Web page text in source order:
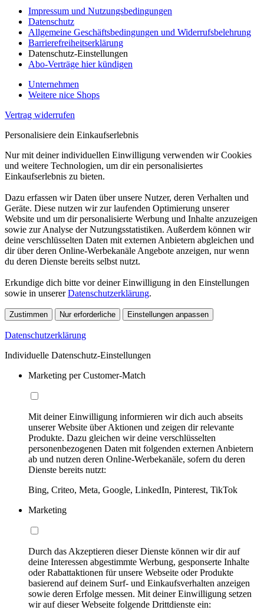
Impressum und Nutzungsbedingungen
Datenschutz
Allgemeine Geschäftsbedingungen und Widerrufsbelehrung
Barrierefreiheitserklärung
Datenschutz-Einstellungen
Abo-Verträge hier kündigen
Unternehmen
Weitere nice Shops
Vertrag widerrufen
Personalisiere dein Einkaufserlebnis
Nur mit deiner individuellen Einwilligung verwenden wir Cookies
und weitere Technologien, um dir ein personalisiertes
Einkaufserlebnis zu bieten.
Dazu erfassen wir Daten über unsere Nutzer, deren Verhalten und
Geräte. Diese nutzen wir zur laufenden Optimierung unserer
Website und um dir personalisierte Werbung und Inhalte anzuzeigen
sowie zur Analyse der Nutzungsstatistiken. Außerdem können wir
deine verschlüsselten Daten mit externen Anbietern abgleichen und
dir über deren Online-Werbekanäle Angebote anzeigen, nur wenn
du deren Dienste bereits selbst nutzt.
Erkundige dich bitte vor deiner Einwilligung in den Einstellungen
sowie in unsererDatenschutzerklärung.
Zustimmen Nur erforderliche Einstellungen anpassen
Datenschutzerklärung
Individuelle Datenschutz-Einstellungen
Marketing per Customer-Match
Mit deiner Einwilligung informieren wir dich auch abseits
unserer Website über Aktionen und zeigen dir relevante
Produkte. Dazu gleichen wir deine verschlüsselten
personenbezogenen Daten mit folgenden externen Anbietern
ab und nutzen deren Online-Werbekanäle, sofern du deren
Dienste bereits nutzt:
Bing, Criteo, Meta, Google, LinkedIn, Pinterest, TikTok
Marketing
Durch das Akzeptieren dieser Dienste können wir dir auf
deine Interessen abgestimmte Werbung, gesponserte Inhalte
oder Rabattaktionen für unsere Webseite oder Produkte
basierend auf deinem Surf- und Einkaufsverhalten anzeigen
sowie deren Erfolge messen. Mit deiner Einwilligung setzen
wir auf dieser Webseite folgende Drittdienste ein: